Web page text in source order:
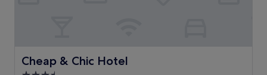
Cheap & Chic Hotel
Cheap & Chic Hotel